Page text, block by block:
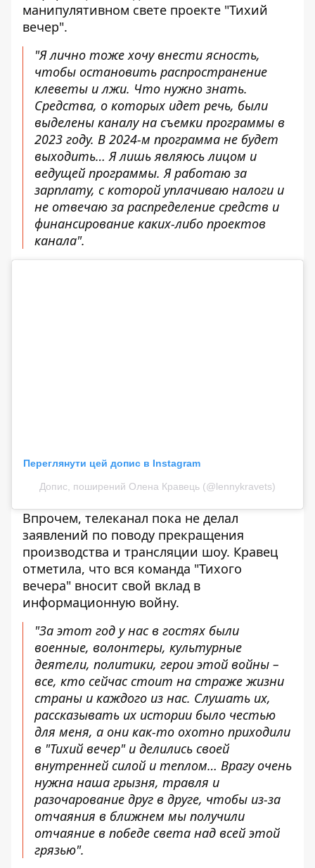
манипулятивном свете проекте "Тихий
вечер".
"Я лично тоже хочу внести ясность,
чтобы остановить распространение
клеветы и лжи. Что нужно знать.
Средства, о которых идет речь, были
выделены каналу на съемки программы в
2023 году. В 2024-м программа не будет
выходить… Я лишь являюсь лицом и
ведущей программы. Я работаю за
зарплату, с которой уплачиваю налоги и
не отвечаю за распределение средств и
финансирование каких-либо проектов
канала".
Переглянути цей допис в Instagram
Допис, поширений Олена Кравець (@lennykravets)
Впрочем, телеканал пока не делал
заявлений по поводу прекращения
производства и трансляции шоу. Кравец
отметила, что вся команда "Тихого
вечера" вносит свой вклад в
информационную войну.
"За этот год у нас в гостях были
военные, волонтеры, культурные
деятели, политики, герои этой войны –
все, кто сейчас стоит на страже жизни
страны и каждого из нас. Слушать их,
рассказывать их истории было честью
для меня, а они как-то охотно приходили
в "Тихий вечер" и делились своей
внутренней силой и теплом… Врагу очень
нужна наша грызня, травля и
разочарование друг в друге, чтобы из-за
отчаяния в ближнем мы получили
отчаяние в победе света над всей этой
грязью".